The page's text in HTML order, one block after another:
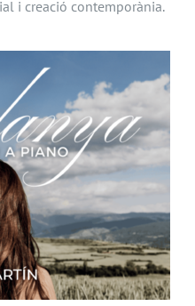
i creació contemporània.